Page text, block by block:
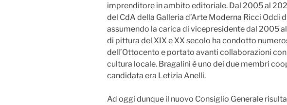
imprenditore in ambito editoriale. Dal 2005 al
del CdA della Galleria d’Arte Moderna Ricci Oddi
assumendo la carica di vicepresidente dal 2005
di pittura del XIX e XX secolo ha condotto
dell’Ottocento e portato avanti collaborazioni
cultura locale. Bragalini è uno dei due membri
candidata era Letizia Anelli.
Ad oggi dunque il nuovo Consiglio Generale